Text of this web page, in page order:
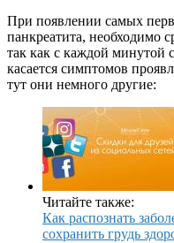
При появлении самых
панкреатита, необходимо
так как с каждой минутой
касается симптомов
тут они немного другие:
Читайте также:
Как распознать
сохранить грудь